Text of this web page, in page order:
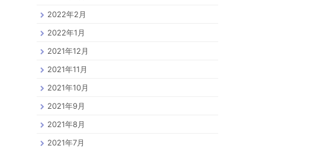
2022年2月
2022年1月
2021年12月
2021年11月
2021年10月
2021年9月
2021年8月
2021年7月